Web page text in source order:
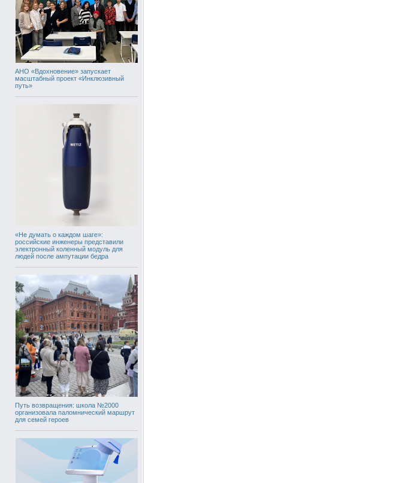
АНО «Вдохновение» запускает
масштабный проект «Инклюзивный
путь»
«Не думать о каждом шаге»:
российские инженеры представили
электронный коленный модуль для
людей после ампутации бедра
Путь возвращения: школа №2000
организовала паломнический маршрут
для семей героев